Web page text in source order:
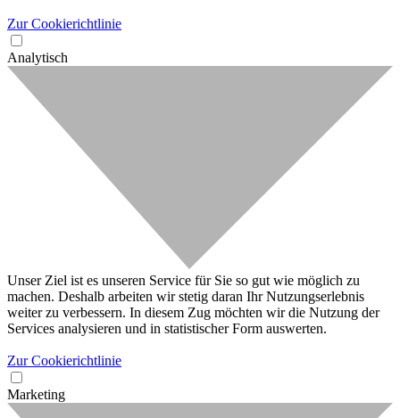
Zur Cookierichtlinie
Analytisch
Unser Ziel ist es unseren Service für Sie so gut wie möglich zu
machen. Deshalb arbeiten wir stetig daran Ihr Nutzungserlebnis
weiter zu verbessern. In diesem Zug möchten wir die Nutzung der
Services analysieren und in statistischer Form auswerten.
Zur Cookierichtlinie
Marketing